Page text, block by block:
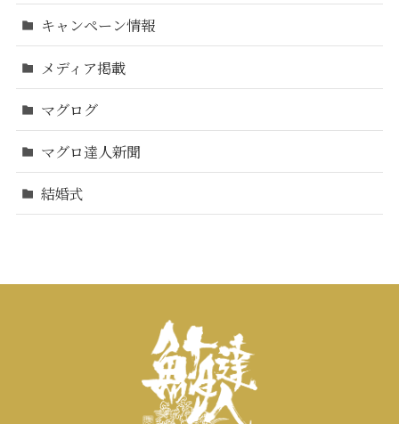
キャンペーン情報
メディア掲載
マグログ
マグロ達人新聞
結婚式